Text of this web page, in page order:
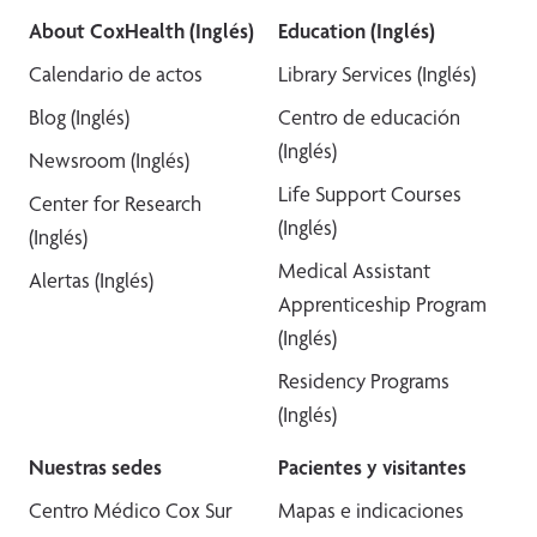
About CoxHealth (Inglés)
Calendario de actos
Blog (Inglés)
Newsroom (Inglés)
Center for Research
(Inglés)
Alertas (Inglés)
Education (Inglés)
Library Services (Inglés)
Centro de educación
(Inglés)
Life Support Courses
(Inglés)
Medical Assistant
Apprenticeship Program
(Inglés)
Residency Programs
(Inglés)
Nuestras sedes
Centro Médico Cox Sur
Pacientes y visitantes
Mapas e indicaciones